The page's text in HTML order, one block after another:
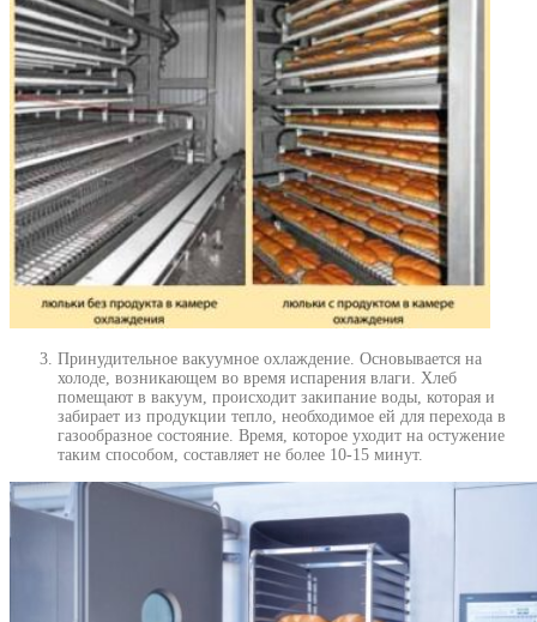
Принудительное вакуумное охлаждение. Основывается на
холоде, возникающем во время испарения влаги. Хлеб
помещают в вакуум, происходит закипание воды, которая и
забирает из продукции тепло, необходимое ей для перехода в
газообразное состояние. Время, которое уходит на остужение
таким способом, составляет не более 10-15 минут.